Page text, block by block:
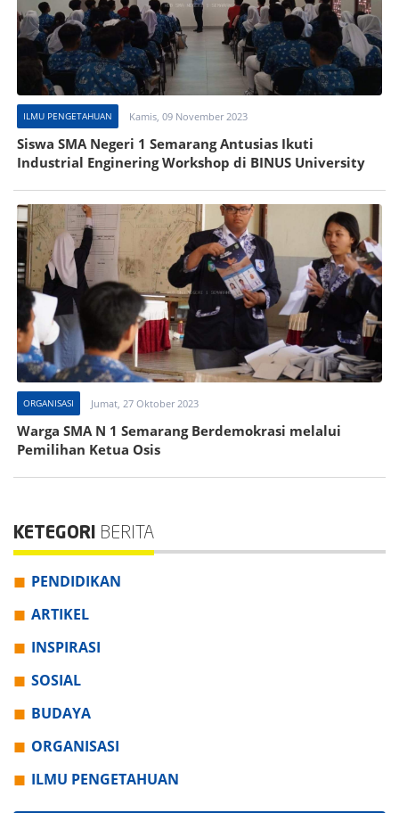
ILMU PENGETAHUAN Kamis, 09 November 2023
Siswa SMA Negeri 1 Semarang Antusias Ikuti
Industrial Enginering Workshop di BINUS University
ORGANISASI Jumat, 27 Oktober 2023
Warga SMA N 1 Semarang Berdemokrasi melalui
Pemilihan Ketua Osis
KETEGORI BERITA
PENDIDIKAN
ARTIKEL
INSPIRASI
SOSIAL
BUDAYA
ORGANISASI
ILMU PENGETAHUAN